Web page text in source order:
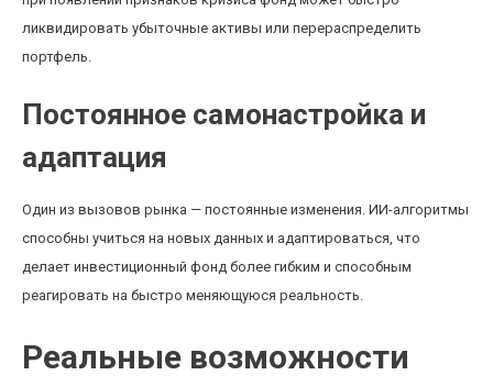
ликвидировать убыточные активы или перераспределить
портфель.
Постоянное самонастройка и
адаптация
Один из вызовов рынка — постоянные изменения. ИИ-алгоритмы
способны учиться на новых данных и адаптироваться, что
делает инвестиционный фонд более гибким и способным
реагировать на быстро меняющуюся реальность.
Реальные возможности